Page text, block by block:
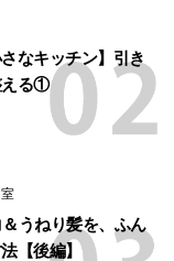
なキッチン】引き
える①
うねり髪を、ふん
【後編】